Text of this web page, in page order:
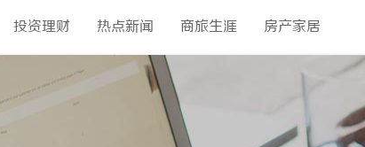
投资理财 热点新闻 商旅生涯 房产家居